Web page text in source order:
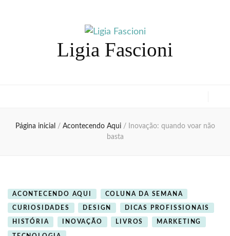
Ligia Fascioni
Página inicial / Acontecendo Aqui /
Inovação: quando voar não
basta
ACONTECENDO AQUI COLUNA DA SEMANA
CURIOSIDADES DESIGN DICAS PROFISSIONAIS
HISTÓRIA INOVAÇÃO LIVROS MARKETING